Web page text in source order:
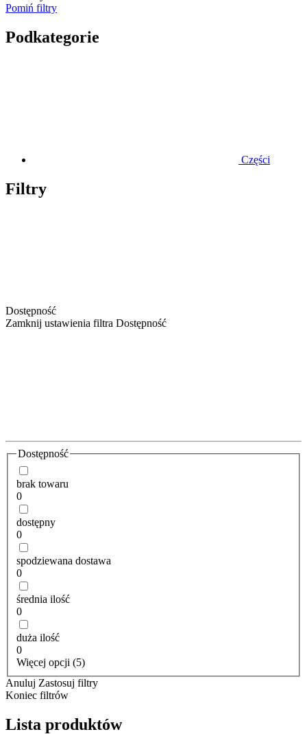
Pomiń filtry
Podkategorie
Części
Filtry
Dostępność
Zamknij ustawienia filtra Dostępność
Dostępność
brak towaru
0
dostępny
0
spodziewana dostawa
0
średnia ilość
0
duża ilość
0
Więcej opcji (5)
Anuluj Zastosuj filtry
Koniec filtrów
Lista produktów